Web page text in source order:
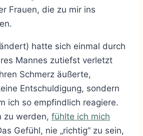
Frauen, die zu mir ins
hatte sich einmal durch
Mannes zutiefst verletzt
Schmerz äußerte,
Entschuldigung, sondern
ich so empfindlich reagiere.
zu werden, fühlte ich mich
Gefühl, nie „richtig“ zu sein,